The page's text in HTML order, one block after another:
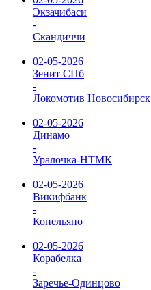
Экзачибаси
-
Скандиччи
02-05-2026
Зенит СПб
-
Локомотив Новосибирск
02-05-2026
Динамо
-
Уралочка-НТМК
02-05-2026
Викифбанк
-
Конельяно
02-05-2026
Корабелка
-
Заречье-Одинцово